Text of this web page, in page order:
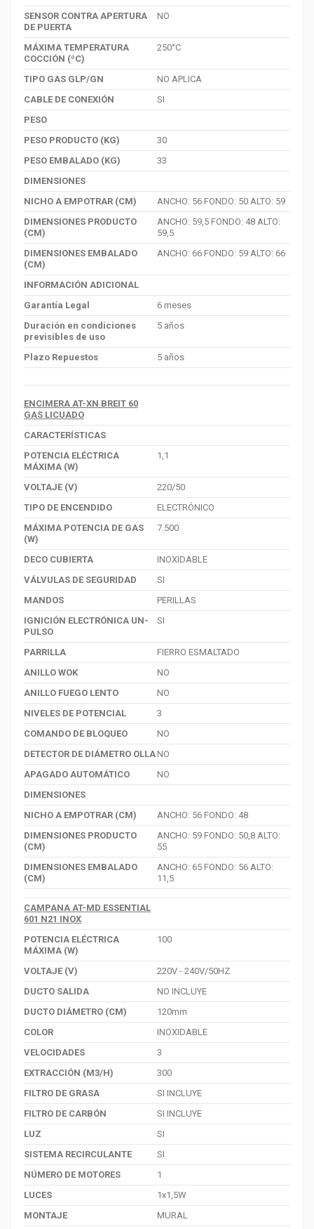
SENSOR CONTRA APERTURA
DE PUERTA
NO
MÁXIMA TEMPERATURA
COCCIÓN (ºC)
250°C
TIPO GAS GLP/GN
NO APLICA
CABLE DE CONEXIÓN
SI
PESO
PESO PRODUCTO (KG)
30
PESO EMBALADO (KG)
33
DIMENSIONES
NICHO A EMPOTRAR (CM)
ANCHO: 56 FONDO: 50 ALTO: 59
DIMENSIONES PRODUCTO
(CM)
ANCHO: 59,5 FONDO: 48 ALTO:
59,5
DIMENSIONES EMBALADO
(CM)
ANCHO: 66 FONDO: 59 ALTO: 66
INFORMACIÓN ADICIONAL
Garantía Legal
6 meses
Duración en condiciones
previsibles de uso
5 años
Plazo Repuestos 5 años
ENCIMERA AT-XN BREIT 60
GAS LICUADO
CARACTERÍSTICAS
POTENCIA ELÉCTRICA
MÁXIMA (W)
1,1
VOLTAJE (V)
220/50
TIPO DE ENCENDIDO
ELECTRÓNICO
MÁXIMA POTENCIA DE GAS
(W)
7.500
DECO CUBIERTA
INOXIDABLE
VÁLVULAS DE SEGURIDAD
SI
MANDOS
PERILLAS
IGNICIÓN ELECTRÓNICA UN-
PULSO
SI
PARRILLA
FIERRO ESMALTADO
ANILLO WOK
NO
ANILLO FUEGO LENTO
NO
NIVELES DE POTENCIAL
3
COMANDO DE BLOQUEO
NO
DETECTOR DE DIÁMETRO OLLANO
APAGADO AUTOMÁTICO
NO
DIMENSIONES
NICHO A EMPOTRAR (CM)
ANCHO: 56 FONDO: 48
DIMENSIONES PRODUCTO
(CM)
ANCHO: 59 FONDO: 50,8 ALTO:
55
DIMENSIONES EMBALADO
(CM)
ANCHO: 65 FONDO: 56 ALTO:
11,5
CAMPANA AT-MD ESSENTIAL
601 N21 INOX
POTENCIA ELÉCTRICA
MÁXIMA (W)
100
VOLTAJE (V)
220V - 240V/50HZ
DUCTO SALIDA
NO INCLUYE
DUCTO DIÁMETRO (CM)
120mm
COLOR
INOXIDABLE
VELOCIDADES
3
EXTRACCIÓN (M3/H)
300
FILTRO DE GRASA
SI INCLUYE
FILTRO DE CARBÓN
SI INCLUYE
LUZ
SI
SISTEMA RECIRCULANTE
SI
NÚMERO DE MOTORES
1
LUCES
1x1,5W
MONTAJE
MURAL